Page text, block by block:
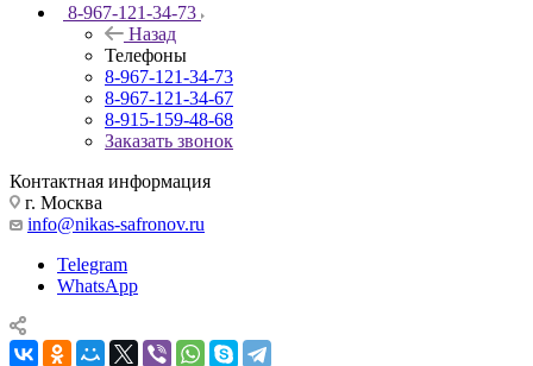
8-967-121-34-73
Назад
Телефоны
8-967-121-34-73
8-967-121-34-67
8-915-159-48-68
Заказать звонок
Контактная информация
г. Москва
info@nikas-safronov.ru
Telegram
WhatsApp